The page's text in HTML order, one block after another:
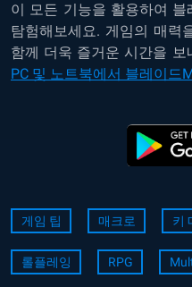
이 모든 기능을 활용하여 블
탐험해보세요. 게임의 매력
함께 더욱 즐거운 시간을 보
PC 및 노트북에서 블레이드
게임 팁 매크로 키
롤플레잉 RPG